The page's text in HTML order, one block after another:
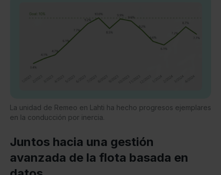
La unidad de Remeo en Lahti ha hecho progresos ejemplares
en la conducción por inercia.
Juntos hacia una gestión
avanzada de la flota basada en